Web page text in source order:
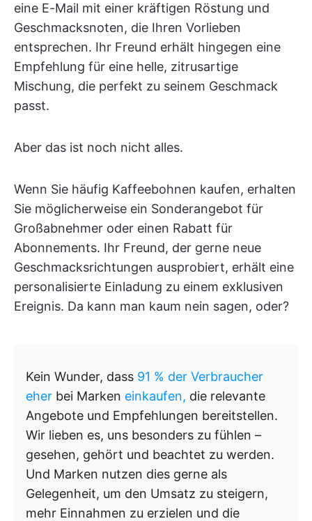
eine E-Mail mit einer kräftigen Röstung und
Geschmacksnoten, die Ihren Vorlieben
entsprechen. Ihr Freund erhält hingegen eine
Empfehlung für eine helle, zitrusartige
Mischung, die perfekt zu seinem Geschmack
passt.
Aber das ist noch nicht alles.
Wenn Sie häufig Kaffeebohnen kaufen, erhalten
Sie möglicherweise ein Sonderangebot für
Großabnehmer oder einen Rabatt für
Abonnements. Ihr Freund, der gerne neue
Geschmacksrichtungen ausprobiert, erhält eine
personalisierte Einladung zu einem exklusiven
Ereignis. Da kann man kaum nein sagen, oder?
Kein Wunder, dass 91 % der Verbraucher
eher bei Marken einkaufen, die relevante
Angebote und Empfehlungen bereitstellen.
Wir lieben es, uns besonders zu fühlen –
gesehen, gehört und beachtet zu werden.
Und Marken nutzen dies gerne als
Gelegenheit, um den Umsatz zu steigern,
mehr Einnahmen zu erzielen und die